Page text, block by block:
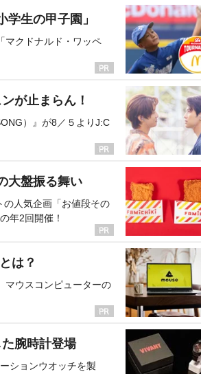
生の甲子園」
マクドナルド・ワッペ
が止まらん！
）』が8／５よりJ:C
大盤振る舞い
の人気企画「お値段その
年2回開催！
は？
マウスコンピューターの
腕時計登場
ションウオッチを製